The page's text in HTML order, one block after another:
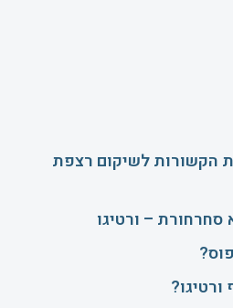
הקשורות לשיקום רצפת
– ורטיגו